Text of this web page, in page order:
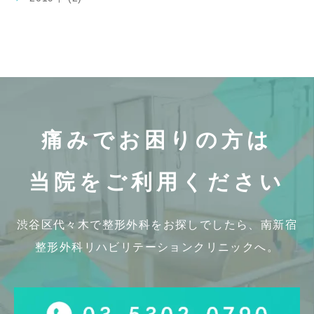
痛みでお困りの方は
当院をご利用ください
渋谷区代々木で整形外科をお探しでしたら、 南新宿
整形外科リハビリテーションクリニックへ。